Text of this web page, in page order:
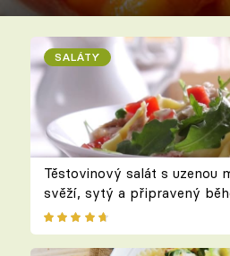
SALÁTY
Těstovinový salát s uzenou
svěží, sytý a připravený